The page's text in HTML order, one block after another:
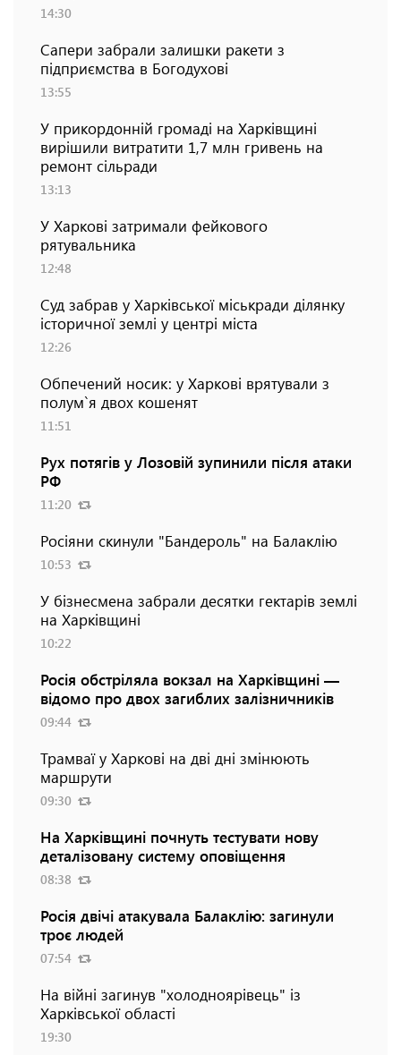
14:30
Сапери забрали залишки ракети з
підприємства в Богодухові
13:55
У прикордонній громаді на Харківщині
вирішили витратити 1,7 млн гривень на
ремонт сільради
13:13
У Харкові затримали фейкового
рятувальника
12:48
Суд забрав у Харківської міськради ділянку
історичної землі у центрі міста
12:26
Обпечений носик: у Харкові врятували з
полум`я двох кошенят
11:51
Рух потягів у Лозовій зупинили після атаки
РФ
11:20
Росіяни скинули "Бандероль" на Балаклію
10:53
У бізнесмена забрали десятки гектарів землі
на Харківщині
10:22
Росія обстріляла вокзал на Харківщині —
відомо про двох загиблих залізничників
09:44
Трамваї у Харкові на дві дні змінюють
маршрути
09:30
На Харківщині почнуть тестувати нову
деталізовану систему оповіщення
08:38
Росія двічі атакувала Балаклію: загинули
троє людей
07:54
На війні загинув "холодноярівець" із
Харківської області
19:30